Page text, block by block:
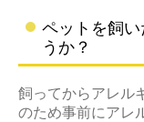
ペットを飼
うか？
飼ってからアレル
のため事前にアレ